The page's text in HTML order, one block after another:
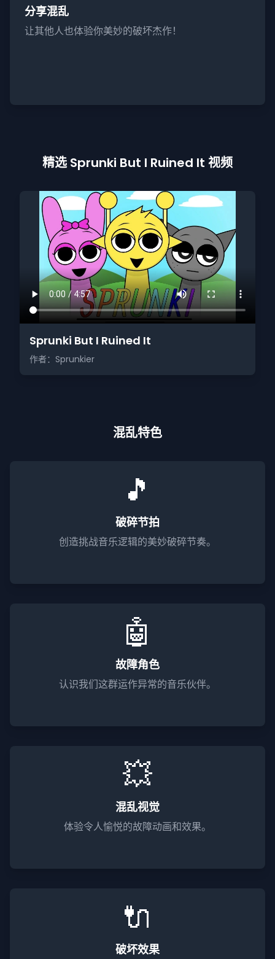
分享混乱
让其他人也体验你美妙的破坏杰作！
精选 Sprunki But I Ruined It 视频
Sprunki But I Ruined It
作者：Sprunkier
混乱特色
🎵
破碎节拍
创造挑战音乐逻辑的美妙破碎节奏。
🤖
故障角色
认识我们这群运作异常的音乐伙伴。
💥
混乱视觉
体验令人愉悦的故障动画和效果。
🔌
破坏效果